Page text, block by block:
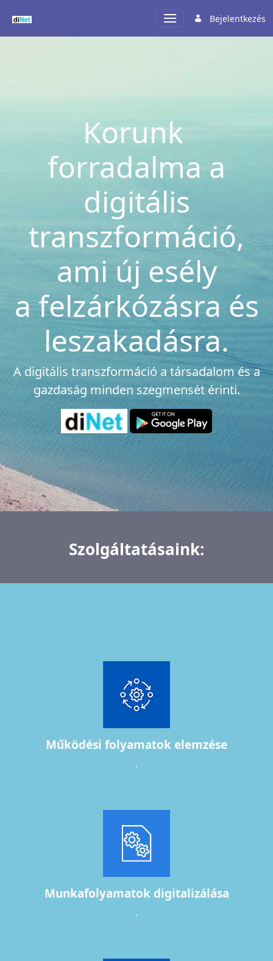
Bejelentkezés
Korunk
forradalma a
digitális
transzformáció,
ami új esély
a felzárkózásra és
leszakadásra.
A digitális transzformáció a társadalom és a
gazdaság minden szegmensét érinti.
Szolgáltatásaink:
Működési folyamatok elemzése
.
Munkafolyamatok digitalizálása
.